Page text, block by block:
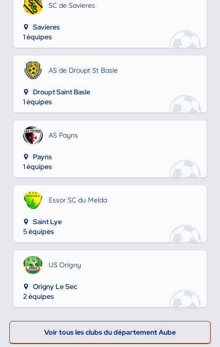
SC de Savieres
Savieres
1 équipes
AS de Droupt St Basle
Droupt Saint Basle
1 équipes
AS Payns
Payns
1 équipes
Essor SC du Melda
Saint Lye
5 équipes
US Origny
Origny Le Sec
2 équipes
Voir tous les clubs du département Aube